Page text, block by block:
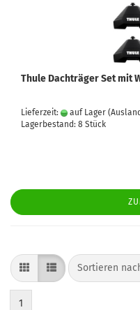
Thule Dachträger Set mit
Lieferzeit: auf Lager
Lagerbestand: 8 Stück
Sortieren
1